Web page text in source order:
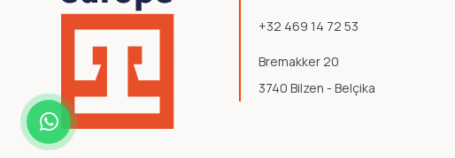
+32 469 14 72 53
Bremakker 20
3740 Bilzen - Belçika